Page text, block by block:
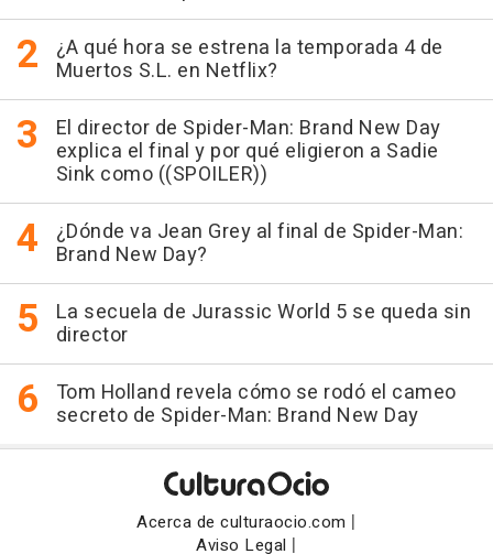
¿A qué hora se estrena la temporada 4 de
Muertos S.L. en Netflix?
El director de Spider-Man: Brand New Day
explica el final y por qué eligieron a Sadie
Sink como ((SPOILER))
¿Dónde va Jean Grey al final de Spider-Man:
Brand New Day?
La secuela de Jurassic World 5 se queda sin
director
Tom Holland revela cómo se rodó el cameo
secreto de Spider-Man: Brand New Day
Acerca de culturaocio.com |
Aviso Legal |